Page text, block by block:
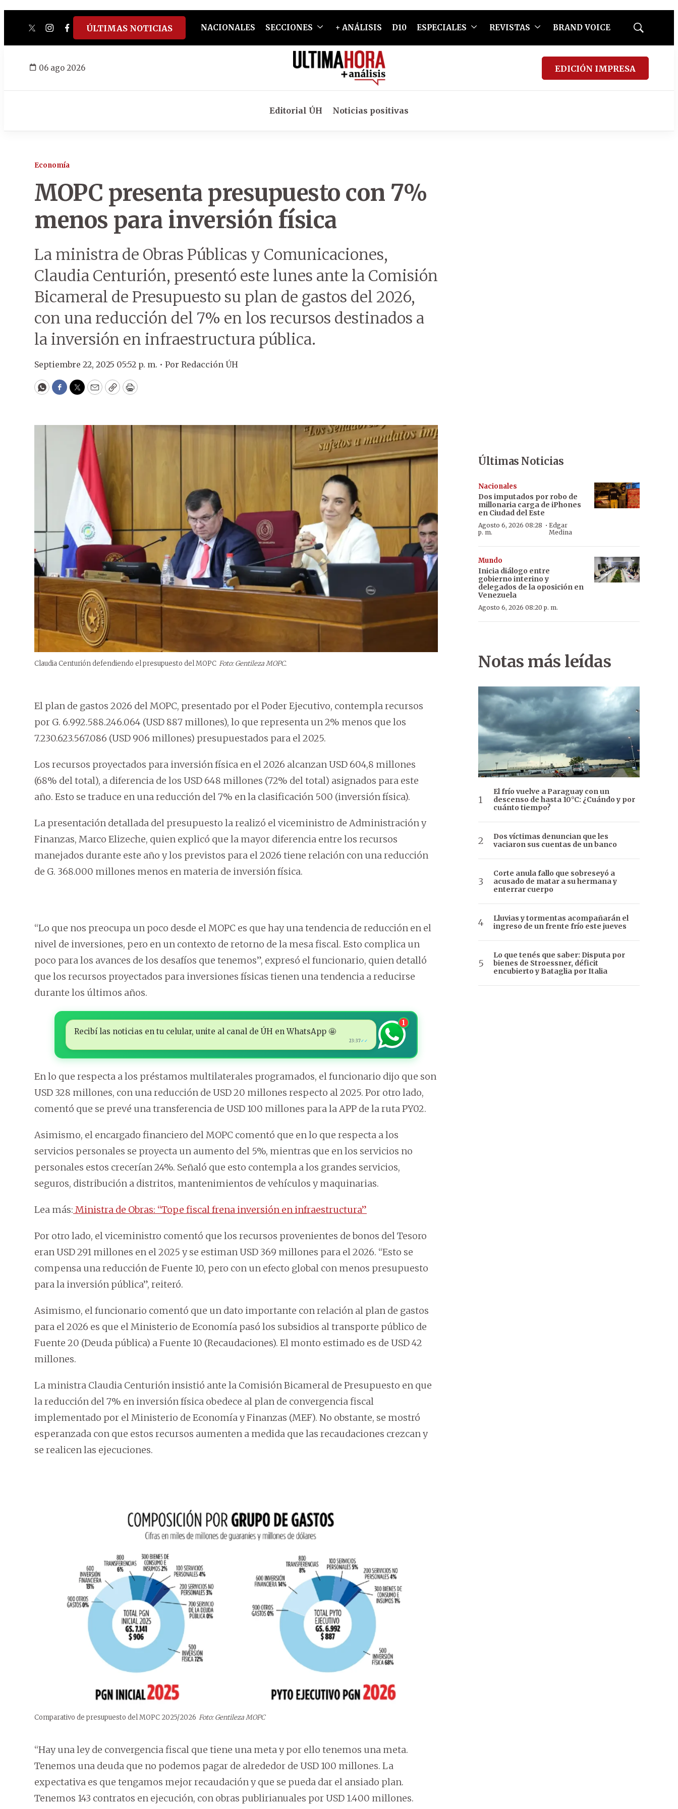
twitterinstagram
facebook
tiktokyoutube
spotify
ÚLTIMAS NOTICIAS NACIONALES SECCIONES + ANÁLISIS D10 ESPECIALES REVISTAS BRAND VOICE
Mostrar
06 ago 2026 EDICIÓN IMPRESA
Editorial ÚH Noticias positivas
Economía
MOPC presenta presupuesto con 7%
menos para inversión física
La ministra de Obras Públicas y Comunicaciones,
Claudia Centurión, presentó este lunes ante la Comisión
Bicameral de Presupuesto su plan de gastos del 2026,
con una reducción del 7% en los recursos destinados a
la inversión en infraestructura pública.
Septiembre 22, 2025 05:52 p. m. • Por Redacción ÚH
WhatsApp
Facebook
Twitter
EmailCopyPrint
Claudia Centurión defendiendo el presupuesto del MOPC Foto: Gentileza MOPC.
El plan de gastos 2026 del MOPC, presentado por el Poder Ejecutivo, contempla recursos
por G. 6.992.588.246.064 (USD 887 millones), lo que representa un 2% menos que los
7.230.623.567.086 (USD 906 millones) presupuestados para el 2025.
Los recursos proyectados para inversión física en el 2026 alcanzan USD 604,8 millones
(68% del total), a diferencia de los USD 648 millones (72% del total) asignados para este
año. Esto se traduce en una reducción del 7% en la clasificación 500 (inversión física).
La presentación detallada del presupuesto la realizó el viceministro de Administración y
Finanzas, Marco Elizeche, quien explicó que la mayor diferencia entre los recursos
manejados durante este año y los previstos para el 2026 tiene relación con una reducción
de G. 368.000 millones menos en materia de inversión física.
“Lo que nos preocupa un poco desde el MOPC es que hay una tendencia de reducción en el
nivel de inversiones, pero en un contexto de retorno de la mesa fiscal. Esto complica un
poco para los avances de los desafíos que tenemos”, expresó el funcionario, quien detalló
que los recursos proyectados para inversiones físicas tienen una tendencia a reducirse
durante los últimos años.
Recibí las noticias en tu celular, unite al canal de ÚH en WhatsApp 🤩
23:37✓✓
1
En lo que respecta a los préstamos multilaterales programados, el funcionario dijo que son
USD 328 millones, con una reducción de USD 20 millones respecto al 2025. Por otro lado,
comentó que se prevé una transferencia de USD 100 millones para la APP de la ruta PY02.
Asimismo, el encargado financiero del MOPC comentó que en lo que respecta a los
servicios personales se proyecta un aumento del 5%, mientras que en los servicios no
personales estos crecerían 24%. Señaló que esto contempla a los grandes servicios,
seguros, distribución a distritos, mantenimientos de vehículos y maquinarias.
Lea más: Ministra de Obras: “Tope fiscal frena inversión en infraestructura”
Por otro lado, el viceministro comentó que los recursos provenientes de bonos del Tesoro
eran USD 291 millones en el 2025 y se estiman USD 369 millones para el 2026. “Esto se
compensa una reducción de Fuente 10, pero con un efecto global con menos presupuesto
para la inversión pública”, reiteró.
Asimismo, el funcionario comentó que un dato importante con relación al plan de gastos
para el 2026 es que el Ministerio de Economía pasó los subsidios al transporte público de
Fuente 20 (Deuda pública) a Fuente 10 (Recaudaciones). El monto estimado es de USD 42
millones.
La ministra Claudia Centurión insistió ante la Comisión Bicameral de Presupuesto en que
la reducción del 7% en inversión física obedece al plan de convergencia fiscal
implementado por el Ministerio de Economía y Finanzas (MEF). No obstante, se mostró
esperanzada con que estos recursos aumenten a medida que las recaudaciones crezcan y
se realicen las ejecuciones.
Comparativo de presupuesto del MOPC 2025/2026 Foto: Gentileza MOPC
“Hay una ley de convergencia fiscal que tiene una meta y por ello tenemos una meta.
Tenemos una deuda que no podemos pagar de alrededor de USD 100 millones. La
expectativa es que tengamos mejor recaudación y que se pueda dar el ansiado plan.
Tenemos 143 contratos en ejecución, con obras publirianuales por USD 1.400 millones.
Últimas Noticias
Nacionales
Dos imputados por robo de
millonaria carga de iPhones
en Ciudad del Este
Agosto 6, 2026 08:28
p. m.
· Edgar
Medina
Mundo
Inicia diálogo entre
gobierno interino y
delegados de la oposición en
Venezuela
Agosto 6, 2026 08:20 p. m.
Notas más leídas
El frío vuelve a Paraguay con un
descenso de hasta 10°C: ¿Cuándo y por
cuánto tiempo?
Dos víctimas denuncian que les
vaciaron sus cuentas de un banco
Corte anula fallo que sobreseyó a
acusado de matar a su hermana y
enterrar cuerpo
Lluvias y tormentas acompañarán el
ingreso de un frente frío este jueves
Lo que tenés que saber: Disputa por
bienes de Stroessner, déficit
encubierto y Bataglia por Italia